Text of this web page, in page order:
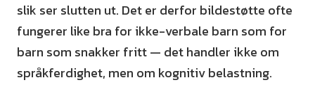
slik ser slutten ut. Det er derfor bildestøtte ofte
fungerer like bra for ikke-verbale barn som for
barn som snakker fritt — det handler ikke om
språkferdighet, men om kognitiv belastning.